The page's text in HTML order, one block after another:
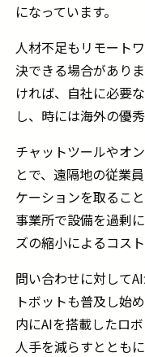
になっています。
人材不足もリモート
決できる場合があり
ければ、自社に必要
し、時には海外の優
チャットツールやオ
とで、遠隔地の従業
ケーションを取るこ
事業所で設備を過剰
ズの縮小によるコス
問い合わせに対してAI
トボットも普及し始
内にAIを搭載したロ
人手を減らすととも